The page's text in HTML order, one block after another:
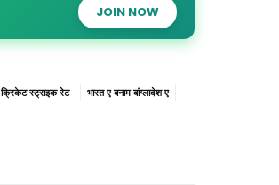
JOIN NOW
क्रिकेट स्ट्राइक रेट
भारत ए बनाम बांग्लादेश ए